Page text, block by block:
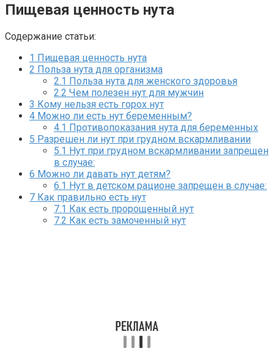
Пищевая ценность нута
Содержание статьи:
1 Пищевая ценность нута
2 Польза нута для организма
2.1 Польза нута для женского здоровья
2.2 Чем полезен нут для мужчин
3 Кому нельзя есть горох нут
4 Можно ли есть нут беременным?
4.1 Противопоказания нута для беременных
5 Разрешен ли нут при грудном вскармливании
5.1 Нут при грудном вскармливании запрещен
в случае:
6 Можно ли давать нут детям?
6.1 Нут в детском рационе запрещен в случае:
7 Как правильно есть нут
7.1 Как есть пророщенный нут
7.2 Как есть замоченный нут